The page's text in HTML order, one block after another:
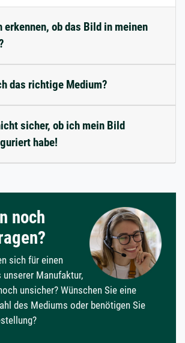
erkennen, ob das Bild in meinen
das richtige Medium?
sicher, ob ich mein Bild
habe!
noch
sich für einen
unserer Manufaktur,
unsicher? Wünschen Sie eine
des Mediums oder benötigen Sie